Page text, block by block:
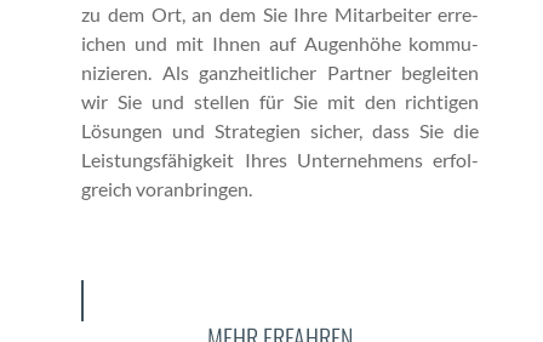
zu dem Ort, an dem Sie Ihre Mitar­beit­er erre­
ichen und mit Ihnen auf Augen­höhe kom­mu­
nizieren. Als ganzheitlich­er Part­ner begleit­en
wir Sie und stellen für Sie mit den richti­gen
Lösun­gen und Strate­gien sich­er, dass Sie die
Leis­tungs­fähigkeit Ihres Unternehmens erfol­
gre­ich voran­brin­gen.